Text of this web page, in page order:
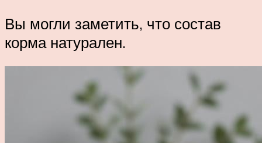
Вы могли заметить, что состав
корма натурален.